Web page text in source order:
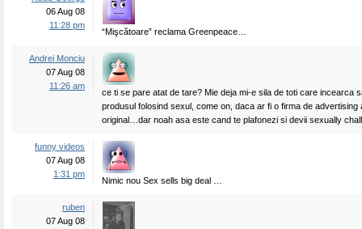
06 Aug 08
11:28 pm
“Mişcătoare” reclama Greenpeace…
Andrei Monciu
07 Aug 08
11:26 am
ce ti se pare atat de tare? Mie deja mi-e sila de toti care incearca
produsul folosind sexul, come on, daca ar fi o firma de advertising
original…dar noah asa este cand te plafonezi si devii sexually
funny videos
07 Aug 08
1:31 pm
Nimic nou Sex sells big deal …
ruben
07 Aug 08